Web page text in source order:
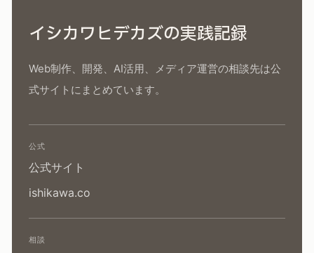
イシカワヒデカズの実践記録
Web制作、開発、AI活用、メディア運営の相談先は公
式サイトにまとめています。
公式
公式サイト
ishikawa.co
相談